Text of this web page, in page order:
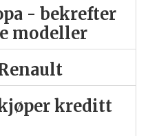
- bekrefter
modeller
kreditt